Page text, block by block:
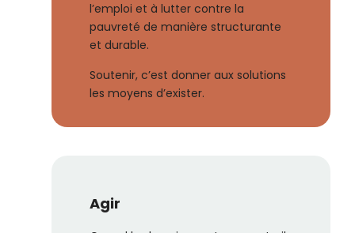
l’emploi et à lutter contre la
pauvreté de manière structurante
et durable.
Soutenir, c’est donner aux solutions
les moyens d’exister.
Agir